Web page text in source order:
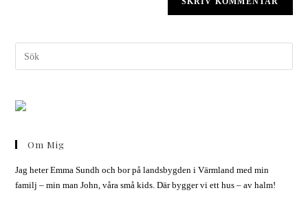
Om Mig
Jag heter Emma Sundh och bor på landsbygden i Värmland med min
familj – min man John, våra små kids. Där bygger vi ett hus – av halm!